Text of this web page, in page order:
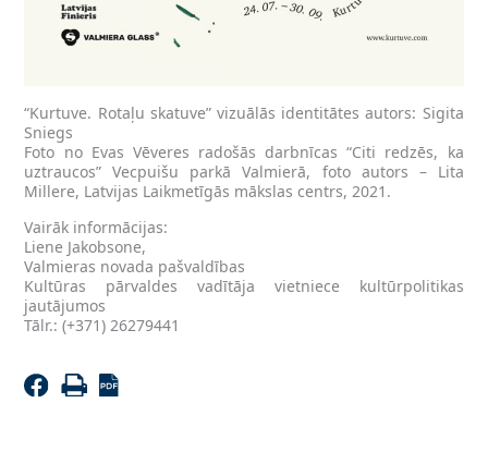
“Kurtuve. Rotaļu skatuve” vizuālās identitātes autors: Sigita
Sniegs
Foto no Evas Vēveres radošās darbnīcas “Citi redzēs, ka
uztraucos” Vecpuišu parkā Valmierā, foto autors – Lita
Millere, Latvijas Laikmetīgās mākslas centrs, 2021.
Vairāk informācijas:
Liene Jakobsone,
Valmieras novada pašvaldības
Kultūras pārvaldes vadītāja vietniece kultūrpolitikas
jautājumos
Tālr.: (+371) 26279441